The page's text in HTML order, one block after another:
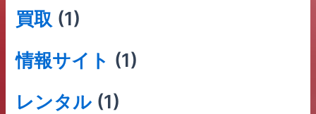
買取 (1)
情報サイト (1)
レンタル (1)